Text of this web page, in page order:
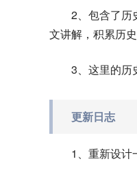
2、包含了历
文讲解，积累历
3、这里的历
更新日志
1、重新设计